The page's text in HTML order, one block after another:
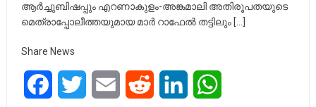
ആർച്ചുബിഷപ്പും എറണാകുളം-അങ്കമാലി അതിരൂപതയുടെ
മെത്രാപ്പോലീത്തയുമായ മാർ റാഫേൽ തട്ടിലും […]
Share News
FacebookTwitter Email Reddit LinkedIn